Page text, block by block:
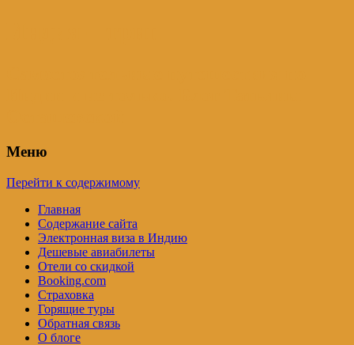
Меню
Перейти к содержимому
Главная
Содержание сайта
Электронная виза в Индию
Дешевые авиабилеты
Отели со скидкой
Booking.com
Страховка
Горящие туры
Обратная связь
О блоге